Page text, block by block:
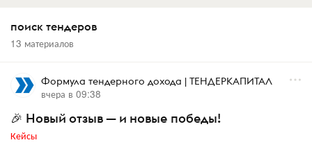
поиск тендеров
13 материалов
Формула тендерного дохода | ТЕНДЕРКАПИТАЛ
вчера в 09:38
🎉 Новый отзыв — и новые победы!
Кейсы